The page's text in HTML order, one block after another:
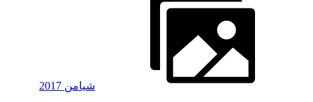
شیامن 2017